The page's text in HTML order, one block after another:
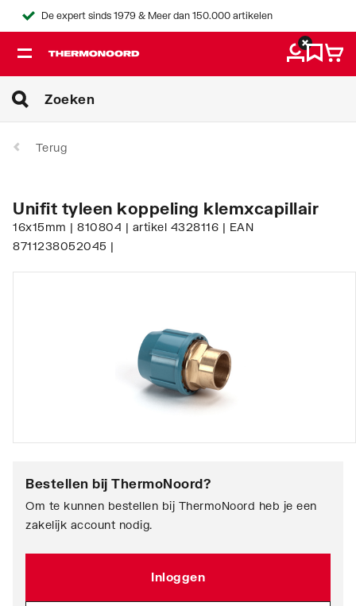
De expert sinds 1979 & Meer dan 150.000 artikelen
Terug
Unifit tyleen koppeling klemxcapillair
16x15mm | 810804 | artikel 4328116 | EAN
8711238052045 |
Bestellen bij ThermoNoord?
Om te kunnen bestellen bij ThermoNoord heb je een
zakelijk account nodig.
Inloggen